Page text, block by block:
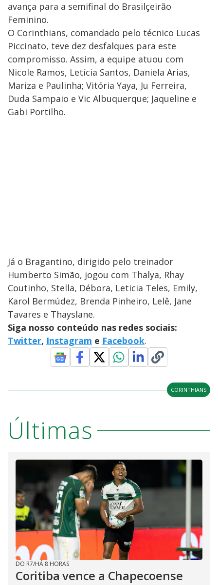
avança para a semifinal do Brasilçeirão
Feminino.
O Corinthians, comandado pelo técnico Lucas
Piccinato, teve dez desfalques para este
compromisso. Assim, a equipe atuou com
Nicole Ramos, Letícia Santos, Daniela Arias,
Mariza e Paulinha; Vitória Yaya, Ju Ferreira,
Duda Sampaio e Vic Albuquerque; Jaqueline e
Gabi Portilho.
Já o Bragantino, dirigido pelo treinador
Humberto Simão, jogou com Thalya, Rhay
Coutinho, Stella, Débora, Leticia Teles, Emily,
Karol Bermúdez, Brenda Pinheiro, Lelê, Jane
Tavares e Thayslane.
Siga nosso conteúdo nas redes sociais:
Twitter, Instagram e Facebook.
CORINTHIANS
Últimas
DO R7/HÁ 8 HORAS
Coritiba vence a Chapecoense